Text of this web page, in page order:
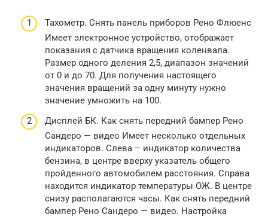
Тахометр. Снять панель приборов Рено Флюенс
Имеет электронное устройство, отображает
показания с датчика вращения коленвала.
Размер одного деления 2,5, диапазон значений
от 0 и до 70. Для получения настоящего
значения вращений за одну минуту нужно
значение умножить на 100.
Дисплей БК. Как снять передний бампер Рено
Сандеро — видео Имеет несколько отдельных
индикаторов. Слева – индикатор количества
бензина, в центре вверху указатель общего
пройденного автомобилем расстояния. Справа
находится индикатор температуры ОЖ. В центре
снизу располагаются часы. Как снять передний
бампер Рено Сандеро — видео. Настройка